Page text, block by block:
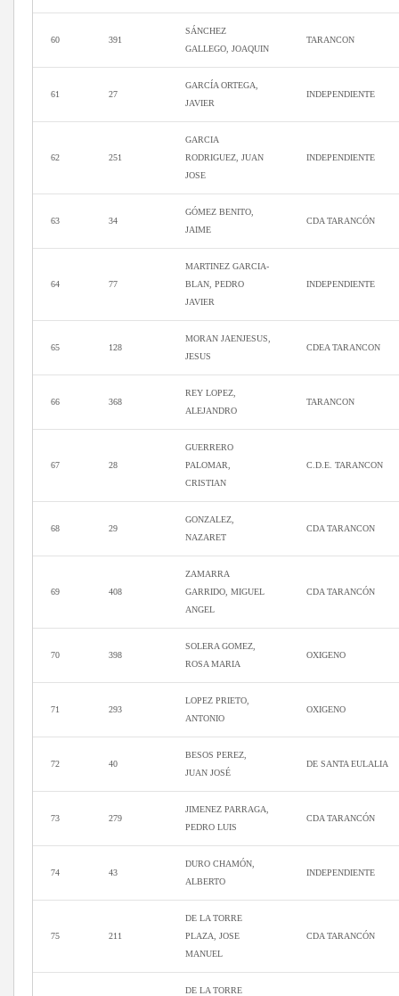
60 391
SÁNCHEZ
GALLEGO, JOAQUIN
TARANCON
61 27
GARCÍA ORTEGA,
JAVIER
INDEPENDIENTE
62 251
GARCIA
RODRIGUEZ, JUAN
JOSE
INDEPENDIENTE
63 34
GÓMEZ BENITO,
JAIME
CDA TARANCÓN
64 77
MARTINEZ GARCIA-
BLAN, PEDRO
JAVIER
INDEPENDIENTE
65 128
MORAN JAENJESUS,
JESUS
CDEA TARANCON
66 368
REY LOPEZ,
ALEJANDRO
TARANCON
67 28
GUERRERO
PALOMAR,
CRISTIAN
C.D.E. TARANCON
68 29
GONZALEZ,
NAZARET
CDA TARANCON
69 408
ZAMARRA
GARRIDO, MIGUEL
ANGEL
CDA TARANCÓN
70 398
SOLERA GOMEZ,
ROSA MARIA
OXIGENO
71 293
LOPEZ PRIETO,
ANTONIO
OXIGENO
72 40
BESOS PEREZ,
JUAN JOSÉ
DE SANTA EULALIA
73 279
JIMENEZ PARRAGA,
PEDRO LUIS
CDA TARANCÓN
74 43
DURO CHAMÓN,
ALBERTO
INDEPENDIENTE
75 211
DE LA TORRE
PLAZA, JOSE
MANUEL
CDA TARANCÓN
DE LA TORRE